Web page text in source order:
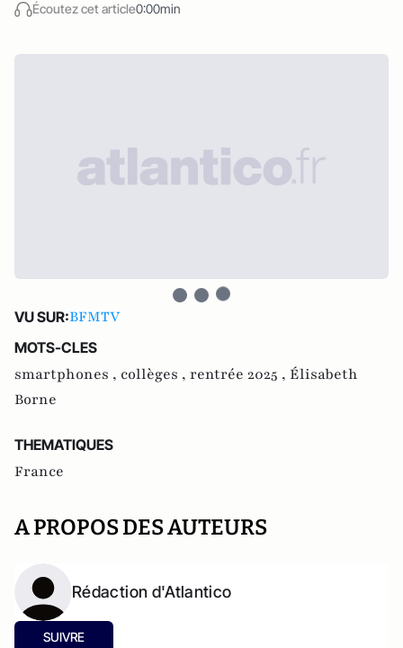
Écoutez cet article0:00min
VU SUR:BFMTV
MOTS-CLES
smartphones , collèges , rentrée 2025 , Élisabeth
Borne
THEMATIQUES
France
A PROPOS DES AUTEURS
Rédaction d'Atlantico
SUIVRE